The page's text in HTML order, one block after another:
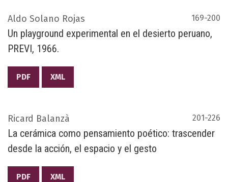
Aldo Solano Rojas 169-200
Un playground experimental en el desierto peruano,
PREVI, 1966.
PDF XML
Ricard Balanzà 201-226
La cerámica como pensamiento poético: trascender
desde la acción, el espacio y el gesto
PDF XML